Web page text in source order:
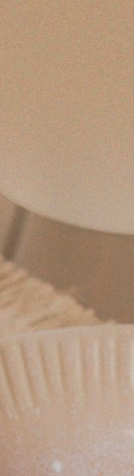
acredito que